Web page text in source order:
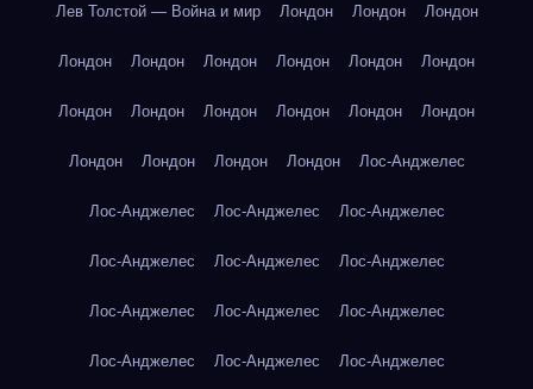
Лев Толстой — Война и мир Лондон Лондон Лондон
Лондон Лондон Лондон Лондон Лондон Лондон
Лондон Лондон Лондон Лондон Лондон Лондон
Лондон Лондон Лондон Лондон Лос-Анджелес
Лос-Анджелес Лос-Анджелес Лос-Анджелес
Лос-Анджелес Лос-Анджелес Лос-Анджелес
Лос-Анджелес Лос-Анджелес Лос-Анджелес
Лос-Анджелес Лос-Анджелес Лос-Анджелес